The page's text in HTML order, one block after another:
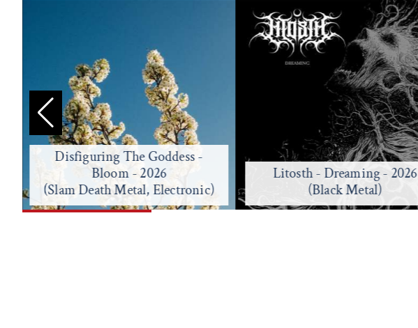
Disfiguring The Goddess -
Bloom - 2026
(Slam Death Metal, Electronic)
Litosth - Dreaming - 2026
(Black Metal)